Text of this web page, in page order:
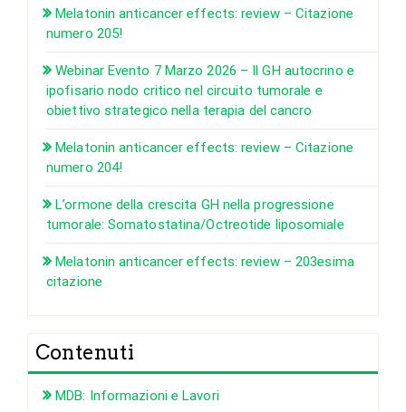
Melatonin anticancer effects: review – Citazione
numero 205!
Webinar Evento 7 Marzo 2026 – Il GH autocrino e
ipofisario nodo critico nel circuito tumorale e
obiettivo strategico nella terapia del cancro
Melatonin anticancer effects: review – Citazione
numero 204!
L’ormone della crescita GH nella progressione
tumorale: Somatostatina/Octreotide liposomiale
Melatonin anticancer effects: review – 203esima
citazione
Contenuti
MDB: Informazioni e Lavori